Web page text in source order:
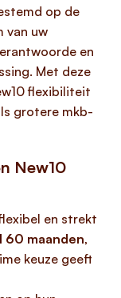
op de
van uw
en
Met deze
flexibiliteit
grotere mkb-
New10
en strekt
60 maanden,
keuze geeft